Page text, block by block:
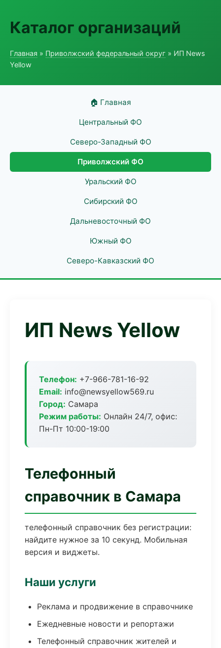
Каталог организаций
Главная » Приволжский федеральный округ » ИП News
Yellow
🏠 Главная
Центральный ФО
Северо-Западный ФО
Приволжский ФО
Уральский ФО
Сибирский ФО
Дальневосточный ФО
Южный ФО
Северо-Кавказский ФО
ИП News Yellow
Телефон: +7-966-781-16-92
Email: info@newsyellow569.ru
Город: Самара
Режим работы: Онлайн 24/7, офис:
Пн-Пт 10:00-19:00
Телефонный
справочник в Самара
телефонный справочник без регистрации:
найдите нужное за 10 секунд. Мобильная
версия и виджеты.
Наши услуги
Реклама и продвижение в справочнике
Ежедневные новости и репортажи
Телефонный справочник жителей и